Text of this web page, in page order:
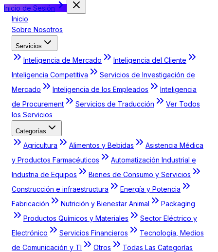
Inicio de Sesión
Inicio
Sobre Nosotros
Servicios
Inteligencia de Mercado
Inteligencia del Cliente
Inteligencia Competitiva
Servicios de Investigación de
Mercado
Inteligencia de los Empleados
Inteligencia
de Procurement
Servicios de Traducción
Ver Todos
los Servicios
Categorías
Agricultura Alimentos y Bebidas
Asistencia Médica
y Productos Farmacéuticos
Automatización Industrial e
Industria de Equipos
Bienes de Consumo y Servicios
Construcción e infraestructura
Energía y Potencia
Fabricación
Nutrición y Bienestar Animal
Packaging
Productos Químicos y Materiales
Sector Eléctrico y
Electrónico
Servicios Financieros
Tecnología, Medios
de Comunicación y TI
Otros
Todas Las Categorías